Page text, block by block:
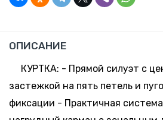
ОПИСАНИЕ
КУРТКА: - Прямой силуэт с
застежкой на пять петель и
фиксации - Практичная